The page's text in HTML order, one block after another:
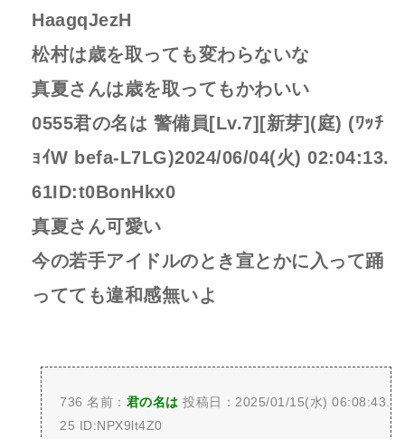
HaagqJezH
松村は歳を取っても変わらないな
真夏さんは歳を取ってもかわいい
0555君の名は 警備員[Lv.7][新芽](庭) (ﾜｯﾁ
ｮｲW befa-L7LG)2024/06/04(火) 02:04:13.
61ID:t0BonHkx0
真夏さん可愛い
今の若手アイドルのとき宣とかに入って踊
ってても違和感無いよ
736 名前： 君の名は 投稿日：2025/01/15(水) 06:08:43.
25 ID:NPX9lt4Z0